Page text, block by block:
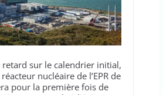
retard sur le calendrier initial,
nucléaire de l’EPR de
pour la première fois de